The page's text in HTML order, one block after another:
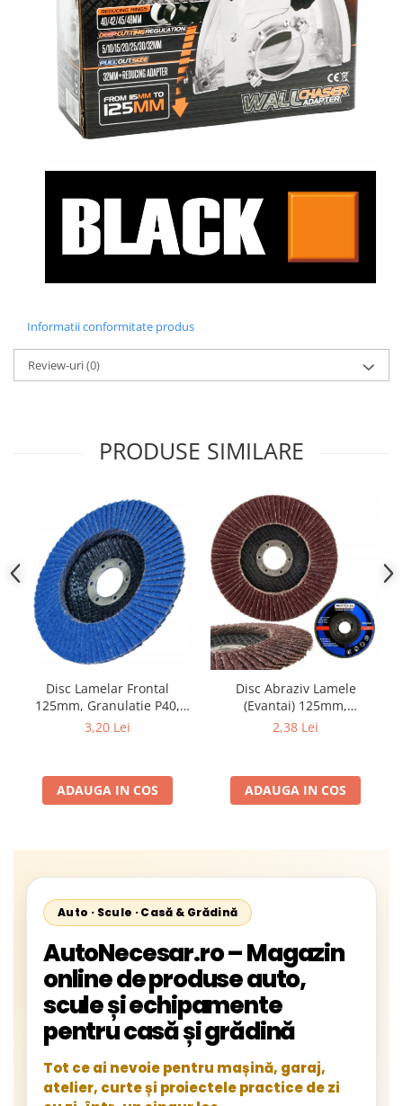
Informatii conformitate produs
Review-uri(0)
PRODUSE SIMILARE
Disc Lamelar Frontal
125mm, Granulatie P40,
Abraziv Premium din
13300 RPM, pentru Slefuire
Otel, Inox, Lemn si Metal,
3,20 Lei
ADAUGA IN COS
Disc Abraziv Lamele
(Evantai) 125mm,
Granulație , pentru Metal și
2,38 Lei
ADAUGA IN COS
Auto · Scule · Casă & Grădină
AutoNecesar.ro – Magazin
online de produse auto,
scule și echipamente
pentru casă și grădină
Tot ce ai nevoie pentru mașină, garaj,
atelier, curte și proiectele practice de zi